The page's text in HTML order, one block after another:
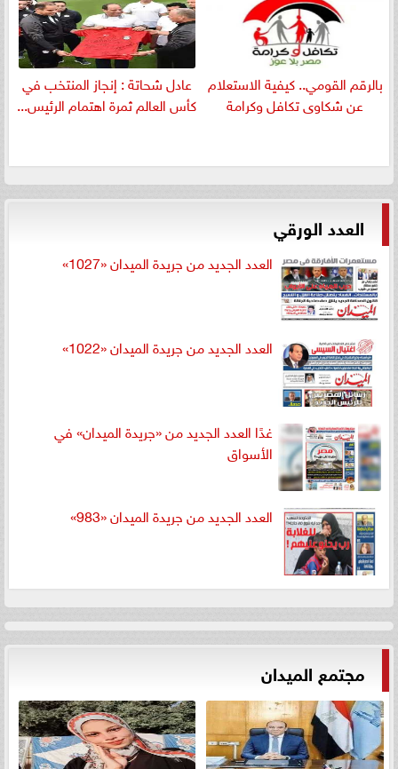
بالرقم القومي.. كيفية الاستعلام
عن شكاوى تكافل وكرامة
عادل شحاتة : إنجاز المنتخب في
كأس العالم ثمرة اهتمام الرئيس...
العدد الورقي
العدد الجديد من جريدة الميدان «1027»
العدد الجديد من جريدة الميدان «1022»
غدًا العدد الجديد من «جريدة الميدان» في
الأسواق
العدد الجديد من جريدة الميدان «983»
مجتمع الميدان